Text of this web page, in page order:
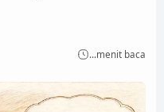
...menit baca